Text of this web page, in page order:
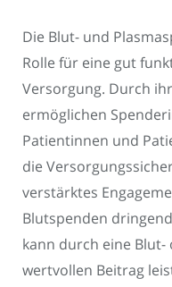
Die Blut- und
Rolle für eine gut
Versorgung. Durch
ermöglichen
Patientinnen und
die
verstärktes
Blutspenden
kann durch eine Blut-
wertvollen Beitrag